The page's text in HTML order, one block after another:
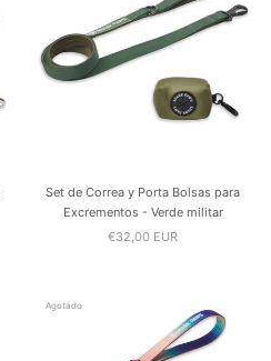
Set de Correa y Porta Bolsas para
Excrementos - Verde militar
€32,00 EUR
Agotado